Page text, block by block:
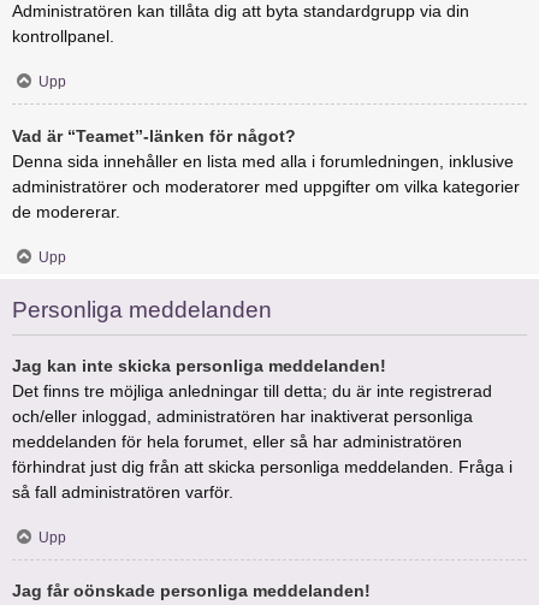
Administratören kan tillåta dig att byta standardgrupp via din
kontrollpanel.
Upp
Vad är “Teamet”-länken för något?
Denna sida innehåller en lista med alla i forumledningen, inklusive
administratörer och moderatorer med uppgifter om vilka kategorier
de modererar.
Upp
Personliga meddelanden
Jag kan inte skicka personliga meddelanden!
Det finns tre möjliga anledningar till detta; du är inte registrerad
och/eller inloggad, administratören har inaktiverat personliga
meddelanden för hela forumet, eller så har administratören
förhindrat just dig från att skicka personliga meddelanden. Fråga i
så fall administratören varför.
Upp
Jag får oönskade personliga meddelanden!